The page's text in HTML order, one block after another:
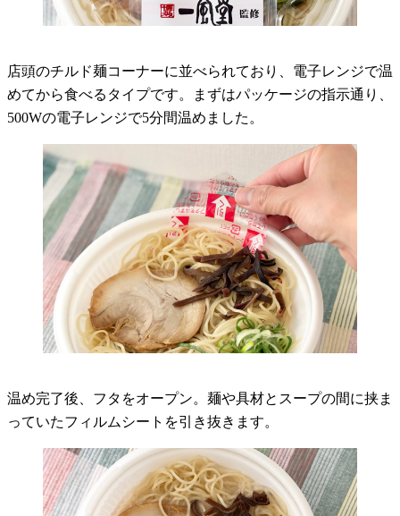
店頭のチルド麺コーナーに並べられており、電子レンジで温
めてから食べるタイプです。まずはパッケージの指示通り、
500Wの電子レンジで5分間温めました。
温め完了後、フタをオープン。麺や具材とスープの間に挟ま
っていたフィルムシートを引き抜きます。